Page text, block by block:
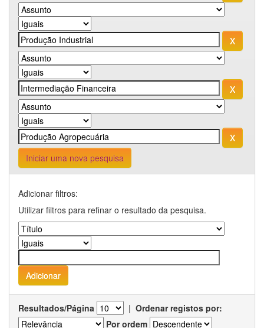
Iniciar uma nova pesquisa
Adicionar filtros:
Utilizar filtros para refinar o resultado da pesquisa.
Resultados/Página | Ordenar registos por:
Por ordem